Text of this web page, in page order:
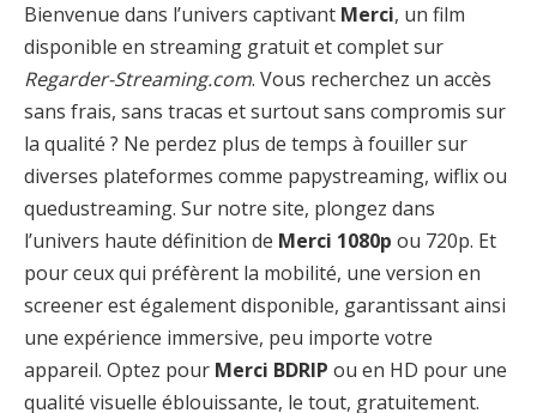
Bienvenue dans l’univers captivant Merci, un film
disponible en streaming gratuit et complet sur
Regarder-Streaming.com. Vous recherchez un accès
sans frais, sans tracas et surtout sans compromis sur
la qualité ? Ne perdez plus de temps à fouiller sur
diverses plateformes comme papystreaming, wiflix ou
quedustreaming. Sur notre site, plongez dans
l’univers haute définition de Merci 1080p ou 720p. Et
pour ceux qui préfèrent la mobilité, une version en
screener est également disponible, garantissant ainsi
une expérience immersive, peu importe votre
appareil. Optez pour Merci BDRIP ou en HD pour une
qualité visuelle éblouissante, le tout, gratuitement.